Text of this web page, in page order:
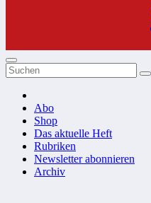
Abo
Shop
Das aktuelle Heft
Rubriken
Newsletter abonnieren
Archiv